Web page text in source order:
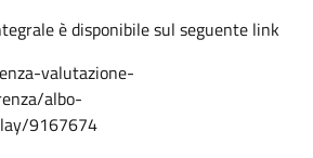
è disponibile sul seguente link
valutazione-
albo-
9167674